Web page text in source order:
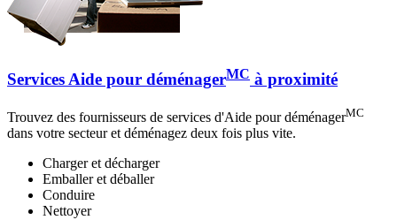
Services Aide pour déménagerMC à proximité
Trouvez des fournisseurs de services d'Aide pour déménagerMC
dans votre secteur et déménagez deux fois plus vite.
Charger et décharger
Emballer et déballer
Conduire
Nettoyer